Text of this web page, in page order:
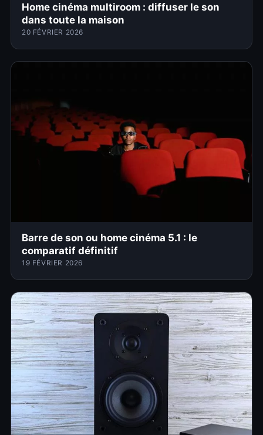
Home cinéma multiroom : diffuser le son
dans toute la maison
20 FÉVRIER 2026
Barre de son ou home cinéma 5.1 : le
comparatif définitif
19 FÉVRIER 2026